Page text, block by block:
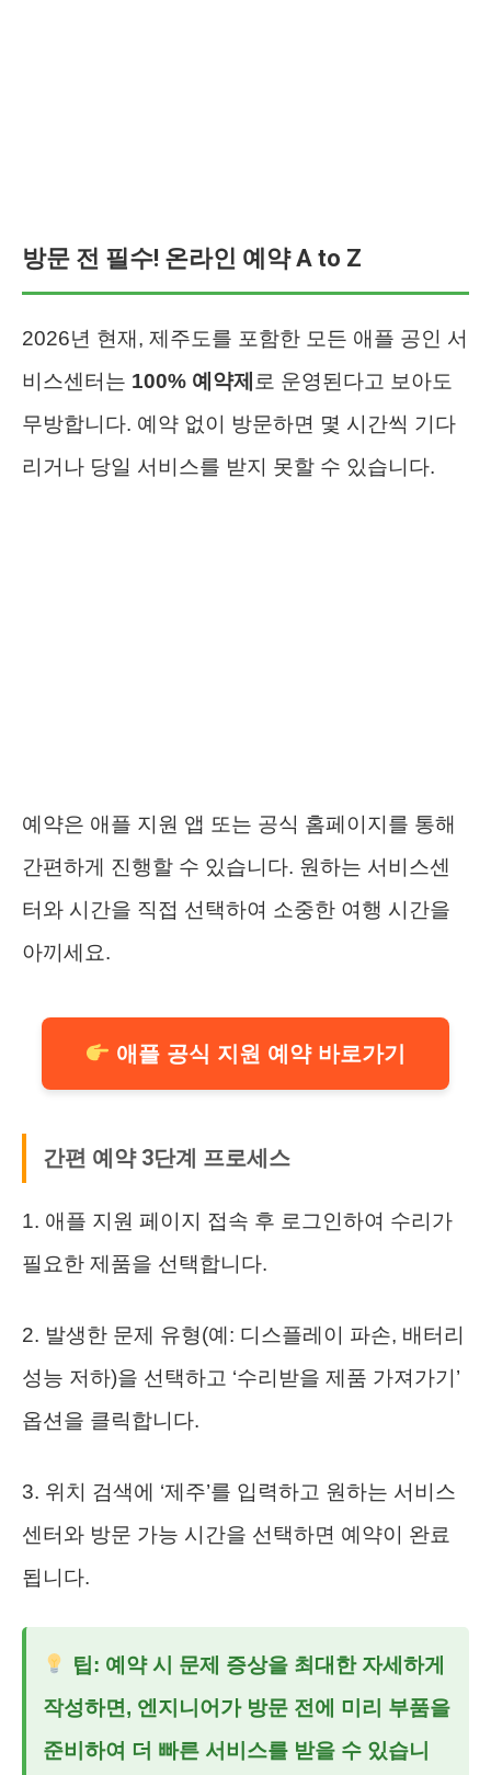
방문 전 필수! 온라인 예약 A to Z
2026년 현재, 제주도를 포함한 모든 애플 공인 서
비스센터는 100% 예약제 로 운영된다고 보아도
무방합니다. 예약 없이 방문하면 몇 시간씩 기다
리거나 당일 서비스를 받지 못할 수 있습니다.
예약은 애플 지원 앱 또는 공식 홈페이지를 통해
간편하게 진행할 수 있습니다. 원하는 서비스센
터와 시간을 직접 선택하여 소중한 여행 시간을
아끼세요.
애플 공식 지원 예약 바로가기
간편 예약 3단계 프로세스
1. 애플 지원 페이지 접속 후 로그인하여 수리가
필요한 제품을 선택합니다.
2. 발생한 문제 유형(예: 디스플레이 파손, 배터리
성능 저하)을 선택하고 ‘수리받을 제품 가져가기’
옵션을 클릭합니다.
3. 위치 검색에 ‘제주’를 입력하고 원하는 서비스
센터와 방문 가능 시간을 선택하면 예약이 완료
됩니다.
팁: 예약 시 문제 증상을 최대한 자세하게
작성하면, 엔지니어가 방문 전에 미리 부품을
준비하여 더 빠른 서비스를 받을 수 있습니